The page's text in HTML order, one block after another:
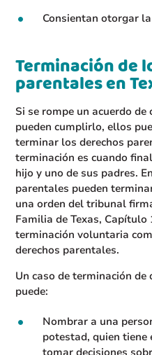
Consientan otorgar
Terminación de
parentales en
Si se rompe un acuerdo
pueden cumplirlo, ellos
terminar los derechos
terminación es cuando
hijo y uno de sus padres.
parentales pueden
una orden del tribunal
Familia de Texas,
terminación voluntaria
derechos parentales.
Un caso de terminación
puede:
Nombrar a una
potestad, quien tiene
tomar decisiones